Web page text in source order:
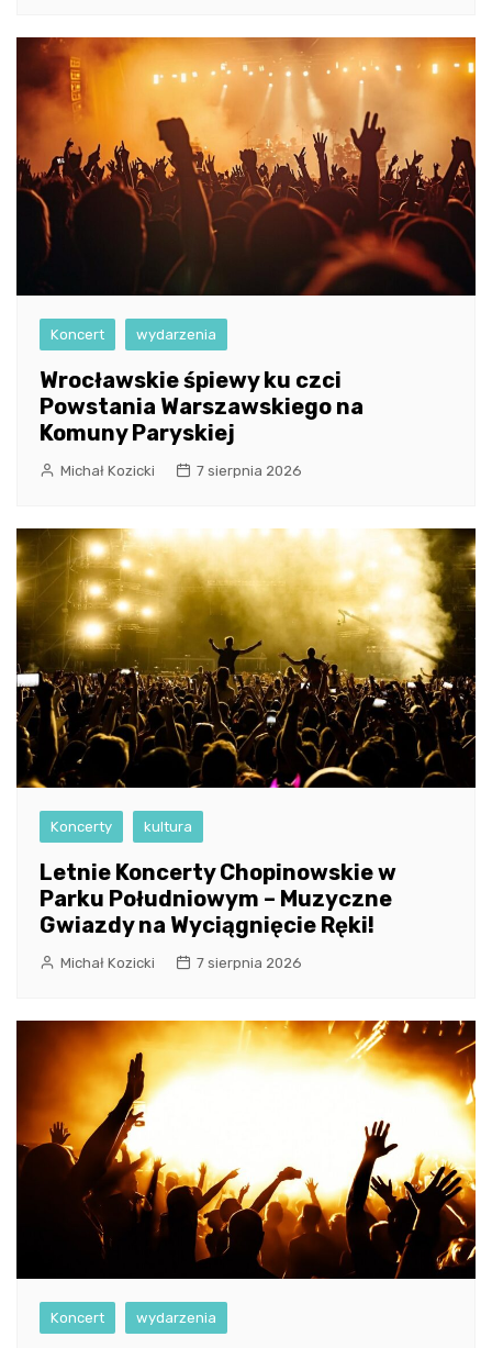
Koncert wydarzenia
Wrocławskie śpiewy ku czci
Powstania Warszawskiego na
Komuny Paryskiej
Michał Kozicki 7 sierpnia 2026
Koncerty kultura
Letnie Koncerty Chopinowskie w
Parku Południowym – Muzyczne
Gwiazdy na Wyciągnięcie Ręki!
Michał Kozicki 7 sierpnia 2026
Koncert wydarzenia